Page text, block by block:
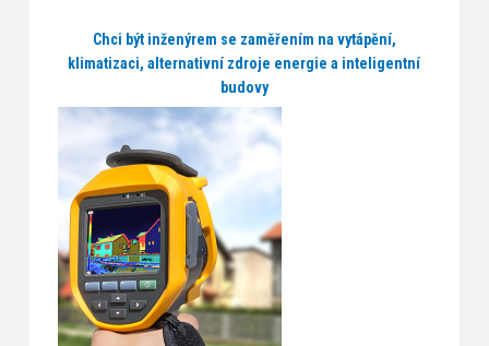
Chci být inženýrem se zaměřením na vytápění,
klimatizaci, alternativní zdroje energie a inteligentní
budovy